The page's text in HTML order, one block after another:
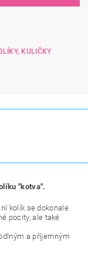
KULIČKY
"kotva".
kolík se dokonale
pocity, ale také
a příjemným